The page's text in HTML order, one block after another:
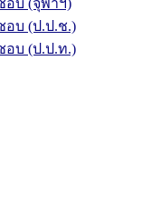
อบ (จุฬาฯ)
อบ (ป.ป.ช.)
อบ (ป.ป.ท.)